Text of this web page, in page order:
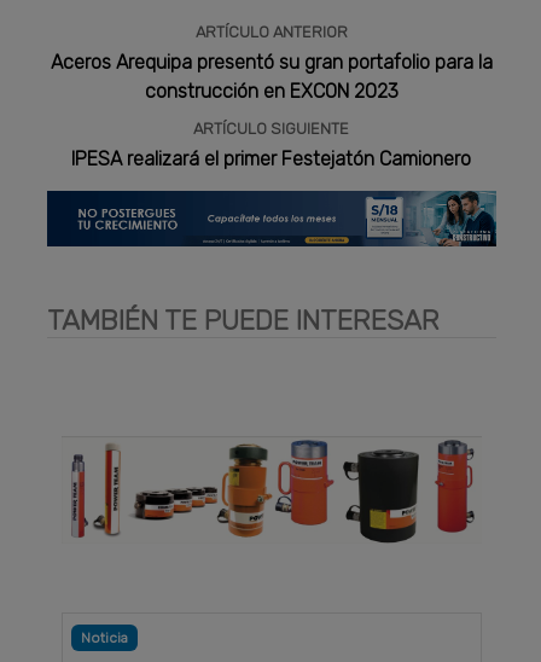
ARTÍCULO ANTERIOR
Aceros Arequipa presentó su gran portafolio para la
construcción en EXCON 2023
ARTÍCULO SIGUIENTE
IPESA realizará el primer Festejatón Camionero
TAMBIÉN TE PUEDE INTERESAR
Noticia